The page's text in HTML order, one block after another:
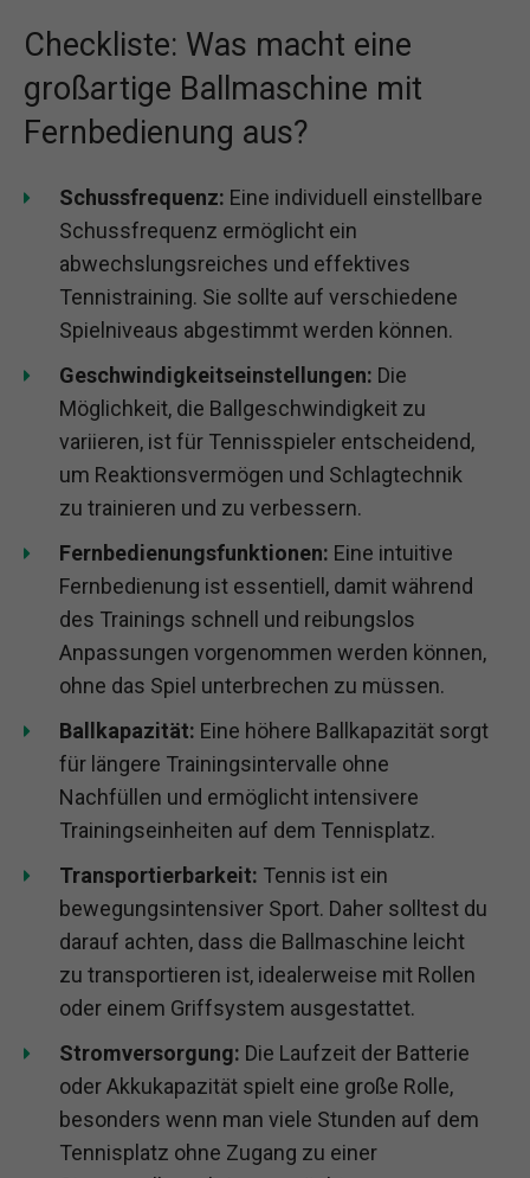
Checkliste: Was macht eine
großartige Ballmaschine mit
Fernbedienung aus?
Schussfrequenz: Eine individuell einstellbare
Schussfrequenz ermöglicht ein
abwechslungsreiches und effektives
Tennistraining. Sie sollte auf verschiedene
Spielniveaus abgestimmt werden können.
Geschwindigkeitseinstellungen: Die
Möglichkeit, die Ballgeschwindigkeit zu
variieren, ist für Tennisspieler entscheidend,
um Reaktionsvermögen und Schlagtechnik
zu trainieren und zu verbessern.
Fernbedienungsfunktionen: Eine intuitive
Fernbedienung ist essentiell, damit während
des Trainings schnell und reibungslos
Anpassungen vorgenommen werden können,
ohne das Spiel unterbrechen zu müssen.
Ballkapazität: Eine höhere Ballkapazität sorgt
für längere Trainingsintervalle ohne
Nachfüllen und ermöglicht intensivere
Trainingseinheiten auf dem Tennisplatz.
Transportierbarkeit: Tennis ist ein
bewegungsintensiver Sport. Daher solltest du
darauf achten, dass die Ballmaschine leicht
zu transportieren ist, idealerweise mit Rollen
oder einem Griffsystem ausgestattet.
Stromversorgung: Die Laufzeit der Batterie
oder Akkukapazität spielt eine große Rolle,
besonders wenn man viele Stunden auf dem
Tennisplatz ohne Zugang zu einer